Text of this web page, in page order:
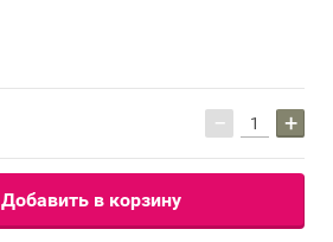
− +
Добавить в корзину